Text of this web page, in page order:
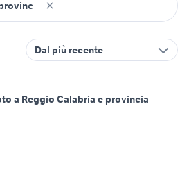
Dal più recente
a Reggio Calabria e provincia